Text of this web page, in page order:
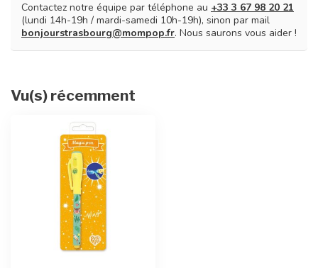
Contactez notre équipe par téléphone au +33 3 67 98 20 21
(lundi 14h-19h / mardi-samedi 10h-19h), sinon par mail
bonjourstrasbourg@mompop.fr. Nous saurons vous aider !
Vu(s) récemment